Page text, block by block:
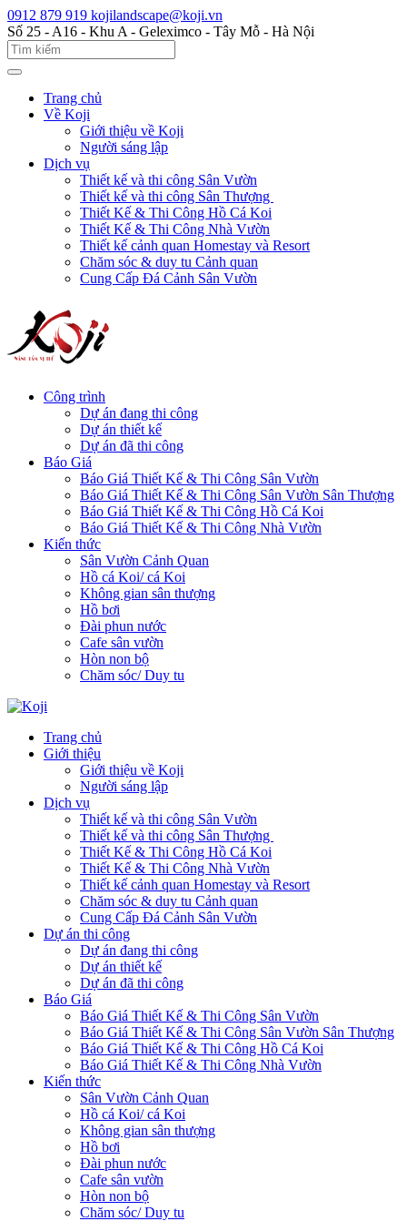
0912 879 919 kojilandscape@koji.vn
Số 25 - A16 - Khu A - Geleximco - Tây Mỗ - Hà Nội
Trang chủ
Về Koji
Giới thiệu về Koji
Người sáng lập
Dịch vụ
Thiết kế và thi công Sân Vườn
Thiết kế và thi công Sân Thượng
Thiết Kế & Thi Công Hồ Cá Koi
Thiết Kế & Thi Công Nhà Vườn
Thiết kế cảnh quan Homestay và Resort
Chăm sóc & duy tu Cảnh quan
Cung Cấp Đá Cảnh Sân Vườn
Công trình
Dự án đang thi công
Dự án thiết kế
Dự án đã thi công
Báo Giá
Báo Giá Thiết Kế & Thi Công Sân Vườn
Báo Giá Thiết Kế & Thi Công Sân Vườn Sân Thượng
Báo Giá Thiết Kế & Thi Công Hồ Cá Koi
Báo Giá Thiết Kế & Thi Công Nhà Vườn
Kiến thức
Sân Vườn Cảnh Quan
Hồ cá Koi/ cá Koi
Không gian sân thượng
Hồ bơi
Đài phun nước
Cafe sân vườn
Hòn non bộ
Chăm sóc/ Duy tu
Trang chủ
Giới thiệu
Giới thiệu về Koji
Người sáng lập
Dịch vụ
Thiết kế và thi công Sân Vườn
Thiết kế và thi công Sân Thượng
Thiết Kế & Thi Công Hồ Cá Koi
Thiết Kế & Thi Công Nhà Vườn
Thiết kế cảnh quan Homestay và Resort
Chăm sóc & duy tu Cảnh quan
Cung Cấp Đá Cảnh Sân Vườn
Dự án thi công
Dự án đang thi công
Dự án thiết kế
Dự án đã thi công
Báo Giá
Báo Giá Thiết Kế & Thi Công Sân Vườn
Báo Giá Thiết Kế & Thi Công Sân Vườn Sân Thượng
Báo Giá Thiết Kế & Thi Công Hồ Cá Koi
Báo Giá Thiết Kế & Thi Công Nhà Vườn
Kiến thức
Sân Vườn Cảnh Quan
Hồ cá Koi/ cá Koi
Không gian sân thượng
Hồ bơi
Đài phun nước
Cafe sân vườn
Hòn non bộ
Chăm sóc/ Duy tu